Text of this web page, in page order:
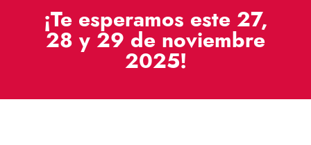
¡Te esperamos este 27,
28 y 29 de noviembre
2025!